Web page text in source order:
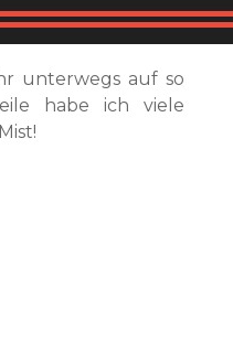
unterwegs auf so
habe ich viele